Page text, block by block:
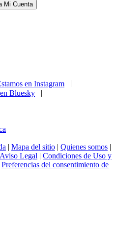
Mi Cuenta
|
| Mapa del sitio | Quienes somos |
Aviso Legal | Condiciones de Uso y
Preferencias del consentimiento de